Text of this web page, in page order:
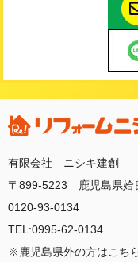
有限会社 ニシキ建創
〒899-5223 鹿児島県姶
0120-93-0134
TEL:0995-62-0134
※鹿児島県外の方はこち